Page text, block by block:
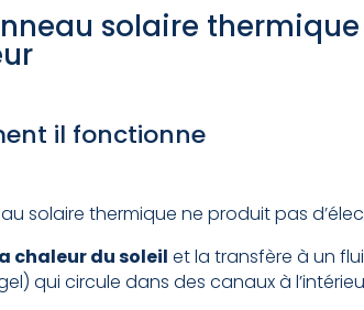
solaire
il fonctionne
solaire thermique ne produit pas
chaleur du soleil et la transfère à un
qui circule dans des canaux à